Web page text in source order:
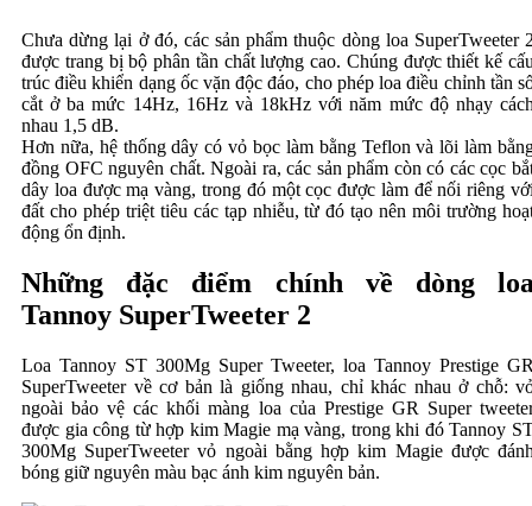
Chưa dừng lại ở đó, các sản phẩm thuộc dòng loa SuperTweeter
được trang bị bộ phân tần chất lượng cao. Chúng được thiết kế
trúc điều khiển dạng ốc vặn độc đáo, cho phép loa điều chỉnh tần
cắt ở ba mức 14Hz, 16Hz và 18kHz với năm mức độ nhạy
nhau 1,5 dB.
Hơn nữa, hệ thống dây có vỏ bọc làm bằng Teflon và lõi làm
đồng OFC nguyên chất. Ngoài ra, các sản phẩm còn có các cọc
dây loa được mạ vàng, trong đó một cọc được làm để nối riêng
đất cho phép triệt tiêu các tạp nhiễu, từ đó tạo nên môi trường
động ổn định.
Những đặc điểm chính về dòng
Tannoy SuperTweeter 2
Loa Tannoy ST 300Mg Super Tweeter, loa Tannoy Prestige
SuperTweeter về cơ bản là giống nhau, chỉ khác nhau ở chỗ:
ngoài bảo vệ các khối màng loa của Prestige GR Super
được gia công từ hợp kim Magie mạ vàng, trong khi đó Tannoy
300Mg SuperTweeter vỏ ngoài bằng hợp kim Magie được
bóng giữ nguyên màu bạc ánh kim nguyên bản.